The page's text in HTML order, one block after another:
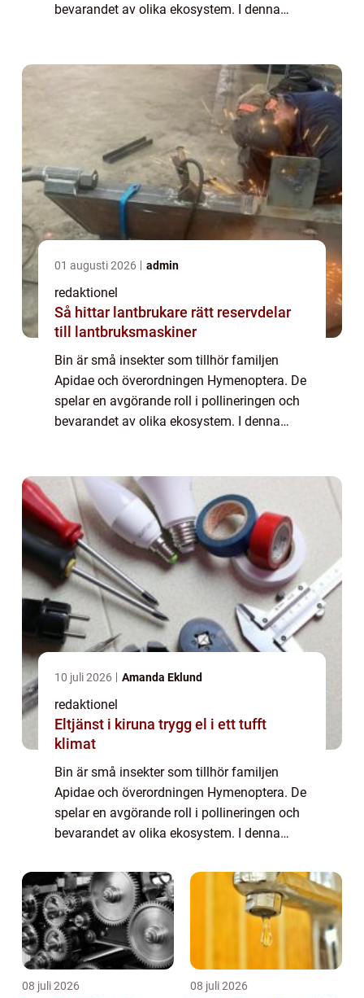
bevarandet av olika ekosystem. I denna
01 augusti 2026 admin
redaktionel
Så hittar lantbrukare rätt reservdelar
till lantbruksmaskiner
Bin är små insekter som tillhör familjen
Apidae och överordningen Hymenoptera. De
spelar en avgörande roll i pollineringen och
bevarandet av olika ekosystem. I denna
10 juli 2026 Amanda Eklund
redaktionel
Eltjänst i kiruna trygg el i ett tufft
klimat
Bin är små insekter som tillhör familjen
Apidae och överordningen Hymenoptera. De
spelar en avgörande roll i pollineringen och
bevarandet av olika ekosystem. I denna
av bin och ge en omfattande presentati...
08 juli 2026 08 juli 2026